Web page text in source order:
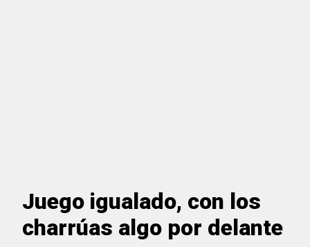
Juego igualado, con los
charrúas algo por delante